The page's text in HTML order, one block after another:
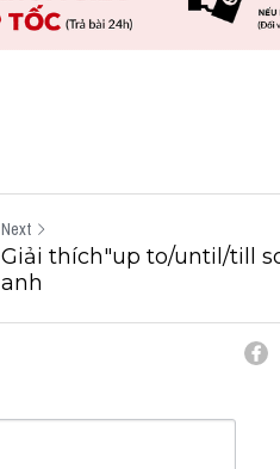
Next
Giải thích"up to​/​until​/​till
anh